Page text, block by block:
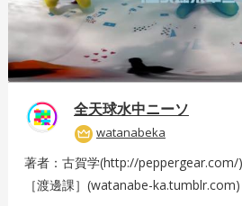
全天球水中ニーソ
watanabeka
著者：古賀学(http://peppergear.com/
［渡邊課］(watanabe-